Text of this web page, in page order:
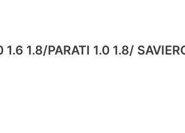
1.8/PARATI 1.0 1.8/